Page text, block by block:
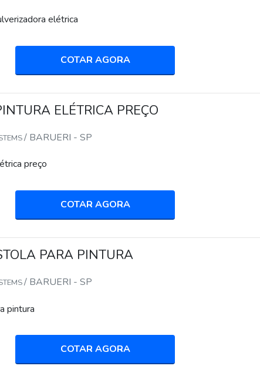
elétrica
COTAR AGORA
ELÉTRICA PREÇO
/ BARUERI - SP
preço
COTAR AGORA
PARA PINTURA
/ BARUERI - SP
pintura
COTAR AGORA